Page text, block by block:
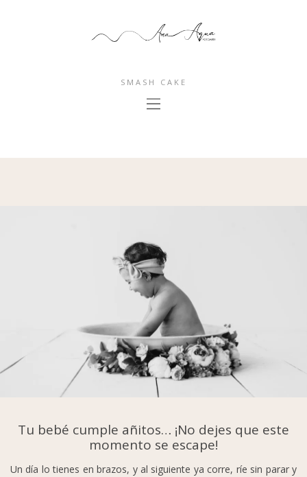
SMASH CAKE
Tu bebé cumple añitos… ¡No dejes que este
momento se escape!
Un día lo tienes en brazos, y al siguiente ya corre, ríe sin parar y